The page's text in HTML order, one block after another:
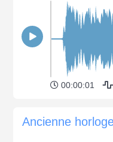
00:00:01